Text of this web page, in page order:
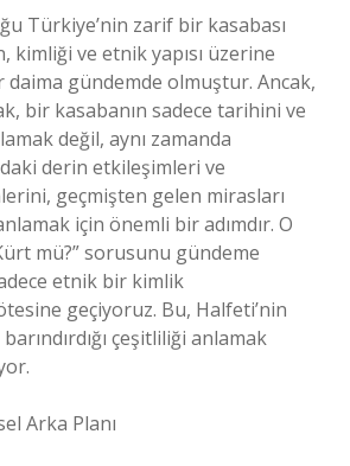
Türkiye’nin zarif bir kasabası
kimliği ve etnik yapısı üzerine
daima gündemde olmuştur. Ancak,
bir kasabanın sadece tarihini ve
değil, aynı zamanda
derin etkileşimleri ve
geçmişten gelen mirasları
için önemli bir adımdır. O
mü?” sorusunu gündeme
etnik bir kimlik
geçiyoruz. Bu, Halfeti’nin
çeşitliliği anlamak
Arka Planı